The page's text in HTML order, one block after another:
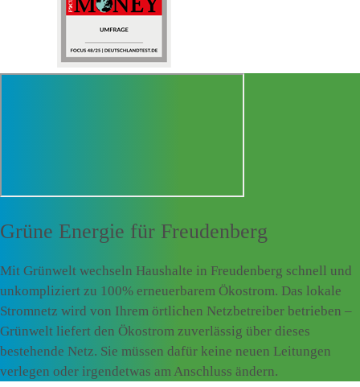
Grüne Energie für Freudenberg
Mit Grünwelt wechseln Haushalte in Freudenberg schnell und
unkompliziert zu 100% erneuerbarem Ökostrom. Das lokale
Stromnetz wird von Ihrem örtlichen Netzbetreiber betrieben –
Grünwelt liefert den Ökostrom zuverlässig über dieses
bestehende Netz. Sie müssen dafür keine neuen Leitungen
verlegen oder irgendetwas am Anschluss ändern.